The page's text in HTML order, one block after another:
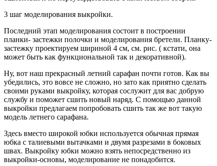
3 шаг моделирования выкройки.
Последний этап моделирования состоит в построении
планки- застежки полочки и моделирования бретели. Планку-
застежку проектируем шириной 4 см, см. рис. ( кстати, она
может быть как функциональной так и декоративной).
Ну, вот наш прекрасный летний сарафан почти готов. Как вы
убедились, это вовсе не сложно, но зато как приятно сделать
своими руками выкройку, которая сослужит для вас добрую
службу и поможет сшить новый наряд. С помощью данной
выкройки предлагаем попробовать сшить так же вот такую
модель летнего сарафана.
Здесь вместо широкой юбки используется обычная прямая
юбка с талиевыми вытачками и двумя разрезами в боковых
швах. Выкройку юбки можно взять непосредственно из
выкройки-основы, моделирование не понадобится.